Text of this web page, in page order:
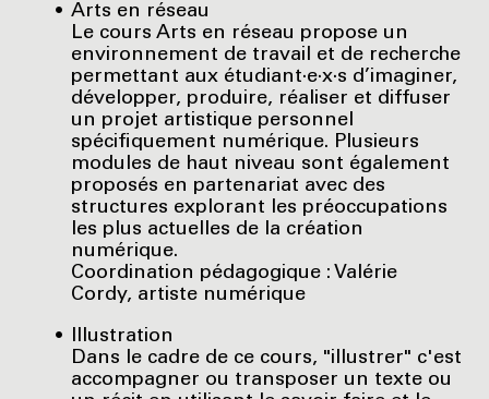
Arts en réseau
Le cours Arts en réseau propose un
environnement de travail et de recherche
permettant aux étudiant·e·x·s d’imaginer,
développer, produire, réaliser et diffuser
un projet artistique personnel
spécifiquement numérique. Plusieurs
modules de haut niveau sont également
proposés en partenariat avec des
structures explorant les préoccupations
les plus actuelles de la création
numérique.
Coordination pédagogique : Valérie
Cordy, artiste numérique
Illustration
Dans le cadre de ce cours, "illustrer" c'est
accompagner ou transposer un texte ou